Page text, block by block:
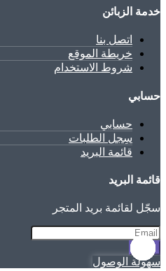
خدمة الزبائن
اتصل بنا
خريطة الموقع
شروط الاستخدام
حسابي
حسابي
سِجل الطلبات
قائمة البريد
قائمة البريد
سجّل لقائمة بريد المتجر
سهولة الوصول